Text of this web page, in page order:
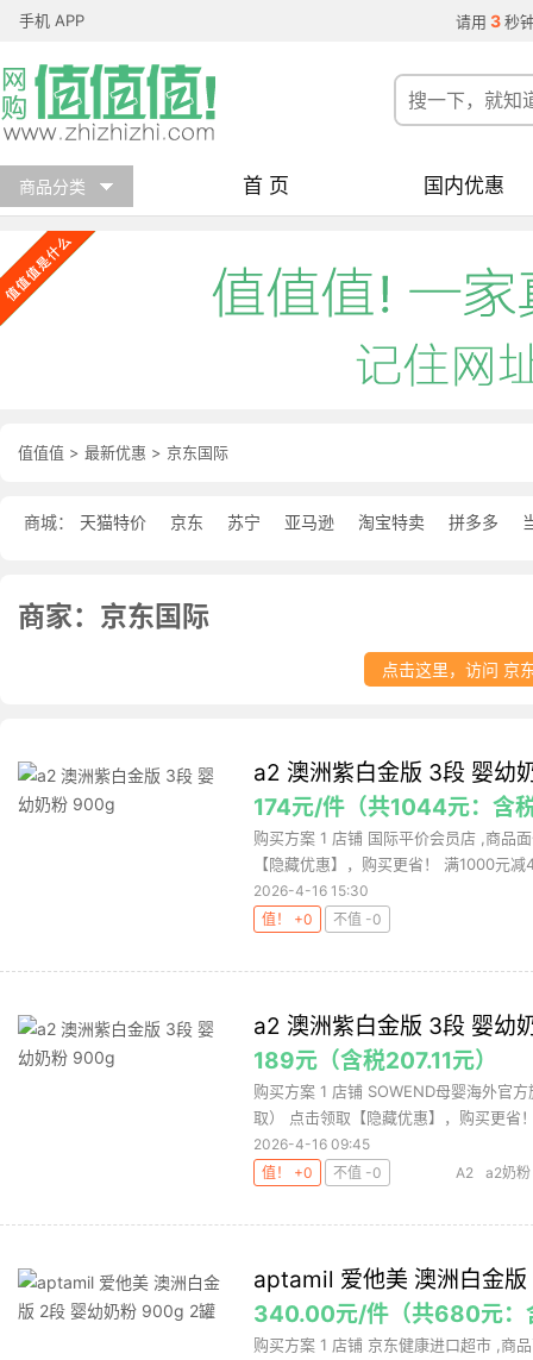
手机 APP 请用 3 秒
商品分类 首 页 国内优惠
值值值 > 最新优惠 > 京东国际
商城： 天猫特价 京东 苏宁 亚马逊 淘宝特卖 拼多多
商家：京东国际
点击这里，访问 京
a2 澳洲紫白金版 3段 婴幼
174元/件（共1044元：含
购买方案 1 店铺 国际平价会员店 ,商品
【隐藏优惠】，购买更省！ 满1000元减
2026-4-16 15:30
值！ +0
不值 -0
a2 澳洲紫白金版 3段 婴幼
189元（含税207.11元）
购买方案 1 店铺 SOWEND母婴海外官
取） 点击领取【隐藏优惠】，购买更省
2026-4-16 09:45
值！ +0
不值 -0 A2 a2奶粉
aptamil 爱他美 澳洲白金
340.00元/件（共680元：
购买方案 1 店铺 京东健康进口超市 ,商